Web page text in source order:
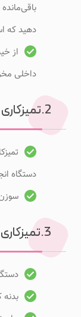
دهید که
از
داخلی
2.تمیزکاری سوزن
دستگاه
3.تمیزکاری کمپرسور
بدنه